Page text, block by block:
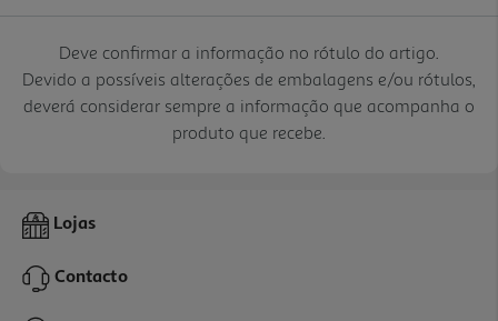
Deve confirmar a informação no rótulo do artigo.
Devido a possíveis alterações de embalagens e/ou rótulos,
deverá considerar sempre a informação que acompanha o
produto que recebe.
Lojas
Contacto